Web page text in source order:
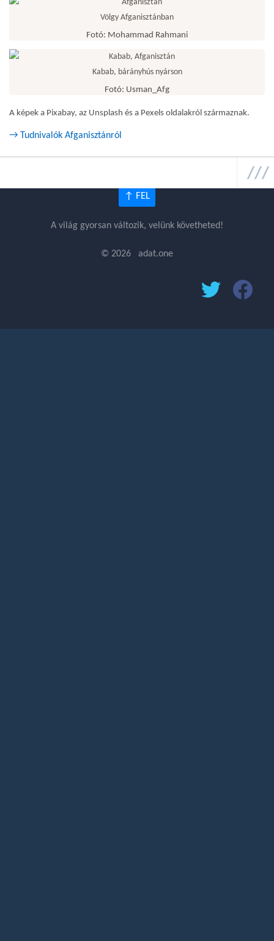
Völgy Afganisztánban
Fotó: Mohammad Rahmani
Kabab, bárányhús nyárson
Fotó: Usman_Afg
A képek a Pixabay, az Unsplash és a Pexels oldalakról származnak.
→ Tudnivalók Afganisztánról
↑ FEL
A világ gyorsan változik, velünk követheted!
© 2026 adat.one